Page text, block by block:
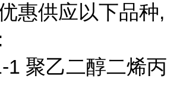
惠供应以下品种,
1 聚乙二醇二烯丙